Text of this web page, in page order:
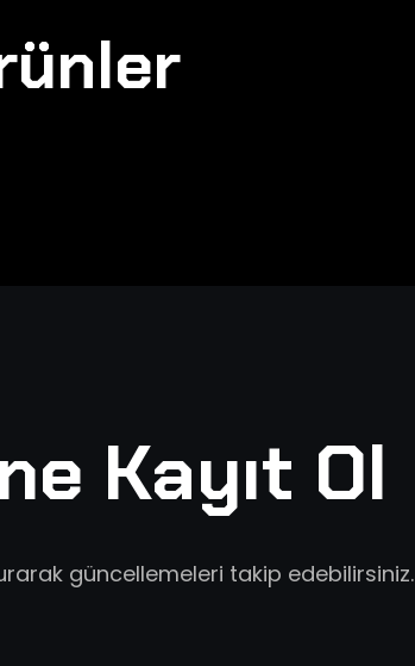
Kayıt Ol
güncellemeleri takip edebilirsiniz.